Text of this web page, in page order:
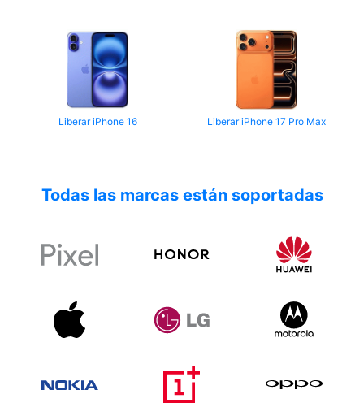
Liberar iPhone 16 Liberar iPhone 17 Pro Max
Todas las marcas están soportadas